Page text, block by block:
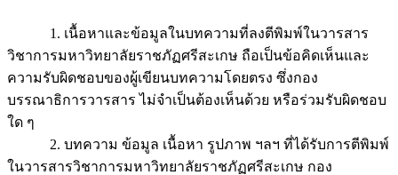
1. เนื้อหาและข้อมูลในบทความที่ลงตีพิมพ์ในวารสาร
วิชาการมหาวิทยาลัยราชภัฏศรีสะเกษ ถือเป็นข้อคิดเห็นและ
ความรับผิดชอบของผู้เขียนบทความโดยตรง ซึ่งกอง
บรรณาธิการวารสาร ไม่จำเป็นต้องเห็นด้วย หรือร่วมรับผิดชอบ
ใด ๆ
2. บทความ ข้อมูล เนื้อหา รูปภาพ ฯลฯ ที่ได้รับการตีพิมพ์
ในวารสารวิชาการมหาวิทยาลัยราชภัฏศรีสะเกษ กอง